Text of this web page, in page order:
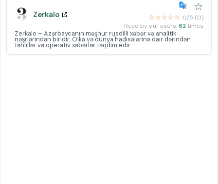
Zerkalo
☆
☆☆☆☆☆ 0/5 (0)
Read by our users:62 times
Zerkalo – Azərbaycanın məşhur rusdilli xəbər və analitik
nəşrlərindən biridir. Ölkə və dünya hadisələrinə dair dərindən
təhlillər və operativ xəbərlər təqdim edir.